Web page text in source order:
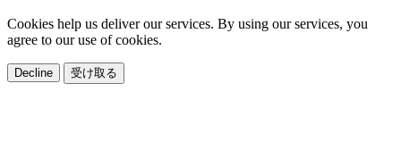
Cookies help us deliver our services. By using our services, you
agree to our use of cookies.
Decline 受け取る